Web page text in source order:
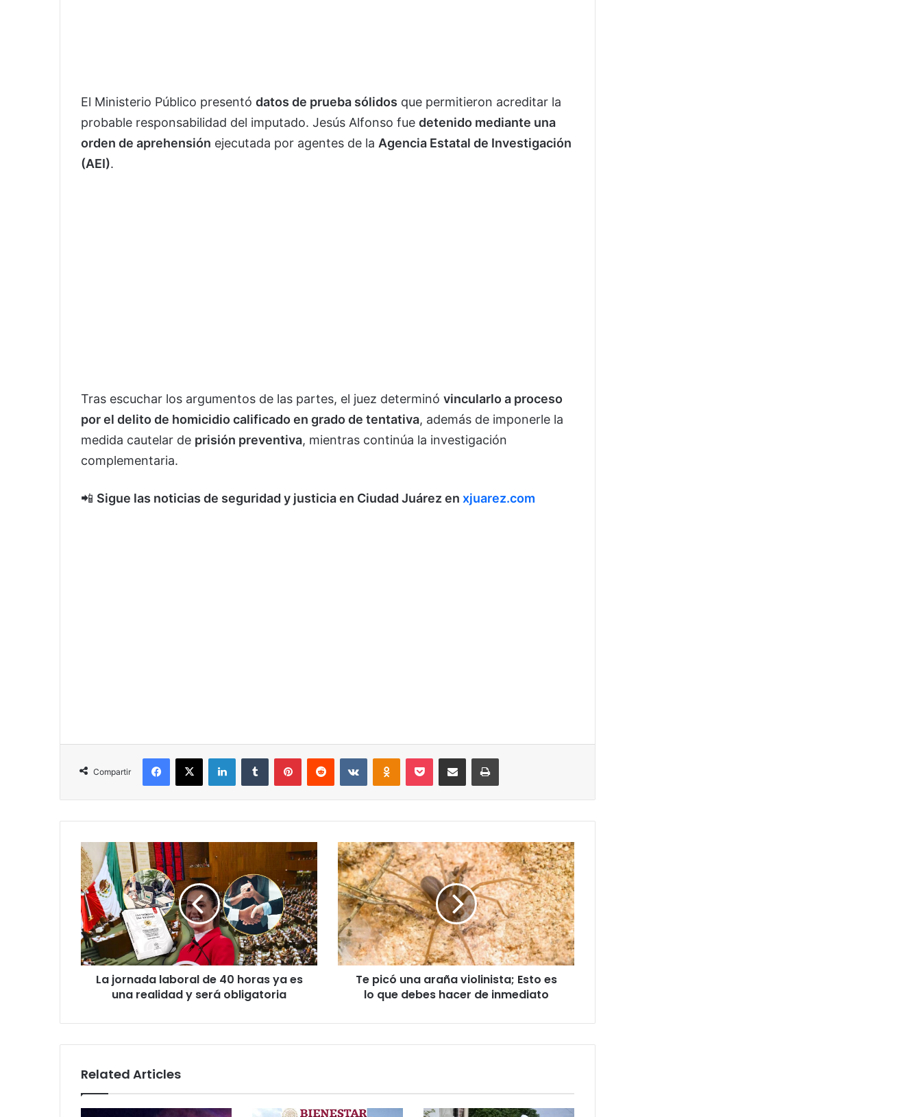
El Ministerio Público presentó datos de prueba sólidos que permitieron acreditar la
probable responsabilidad del imputado. Jesús Alfonso fue detenido mediante una
orden de aprehensión ejecutada por agentes de la Agencia Estatal de Investigación
(AEI).
Tras escuchar los argumentos de las partes, el juez determinó vincularlo a proceso
por el delito de homicidio calificado en grado de tentativa, además de imponerle la
medida cautelar de prisión preventiva, mientras continúa la investigación
complementaria.
📲 Sigue las noticias de seguridad y justicia en Ciudad Juárez en xjuarez.com
Compartir
Facebook
X LinkedInTumblr PinterestReddit VKontakteOdnoklassniki
Pocket Share via Email Print
La
jornada
laboral
de
40
horas
ya
es
una
realidad
obligatoria
La jornada laboral de 40 horas ya es
una realidad y será obligatoria
Te
picó
una
araña
violinista;
Esto
es
lo
que
debes
inmediato
Te picó una araña violinista; Esto es
lo que debes hacer de inmediato
Related Articles